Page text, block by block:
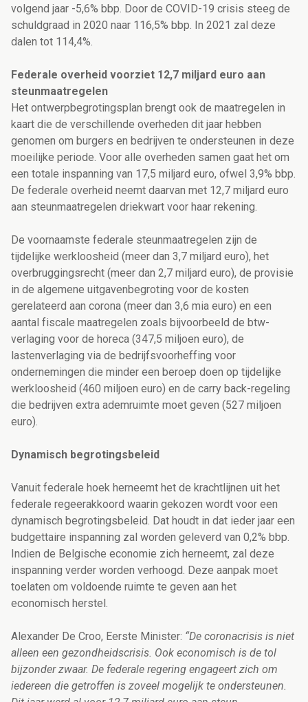
volgend jaar -5,6% bbp. Door de COVID-19 crisis steeg de
schuldgraad in 2020 naar 116,5% bbp. In 2021 zal deze
dalen tot 114,4%.
Federale overheid voorziet 12,7 miljard euro aan
steunmaatregelen
Het ontwerpbegrotingsplan brengt ook de maatregelen in
kaart die de verschillende overheden dit jaar hebben
genomen om burgers en bedrijven te ondersteunen in deze
moeilijke periode. Voor alle overheden samen gaat het om
een totale inspanning van 17,5 miljard euro, ofwel 3,9% bbp.
De federale overheid neemt daarvan met 12,7 miljard euro
aan steunmaatregelen driekwart voor haar rekening.
De voornaamste federale steunmaatregelen zijn de
tijdelijke werkloosheid (meer dan 3,7 miljard euro), het
overbruggingsrecht (meer dan 2,7 miljard euro), de provisie
in de algemene uitgavenbegroting voor de kosten
gerelateerd aan corona (meer dan 3,6 mia euro) en een
aantal fiscale maatregelen zoals bijvoorbeeld de btw-
verlaging voor de horeca (347,5 miljoen euro), de
lastenverlaging via de bedrijfsvoorheffing voor
ondernemingen die minder een beroep doen op tijdelijke
werkloosheid (460 miljoen euro) en de carry back-regeling
die bedrijven extra ademruimte moet geven (527 miljoen
euro).
Dynamisch begrotingsbeleid
Vanuit federale hoek herneemt het de krachtlijnen uit het
federale regeerakkoord waarin gekozen wordt voor een
dynamisch begrotingsbeleid. Dat houdt in dat ieder jaar een
budgettaire inspanning zal worden geleverd van 0,2% bbp.
Indien de Belgische economie zich herneemt, zal deze
inspanning verder worden verhoogd. Deze aanpak moet
toelaten om voldoende ruimte te geven aan het
economisch herstel.
Alexander De Croo, Eerste Minister: “De coronacrisis is niet
alleen een gezondheidscrisis. Ook economisch is de tol
bijzonder zwaar. De federale regering engageert zich om
iedereen die getroffen is zoveel mogelijk te ondersteunen.